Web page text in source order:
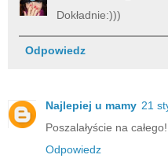
Dokładnie:)))
Odpowiedz
Najlepiej u mamy 21
Poszalałyście na całego!
Odpowiedz